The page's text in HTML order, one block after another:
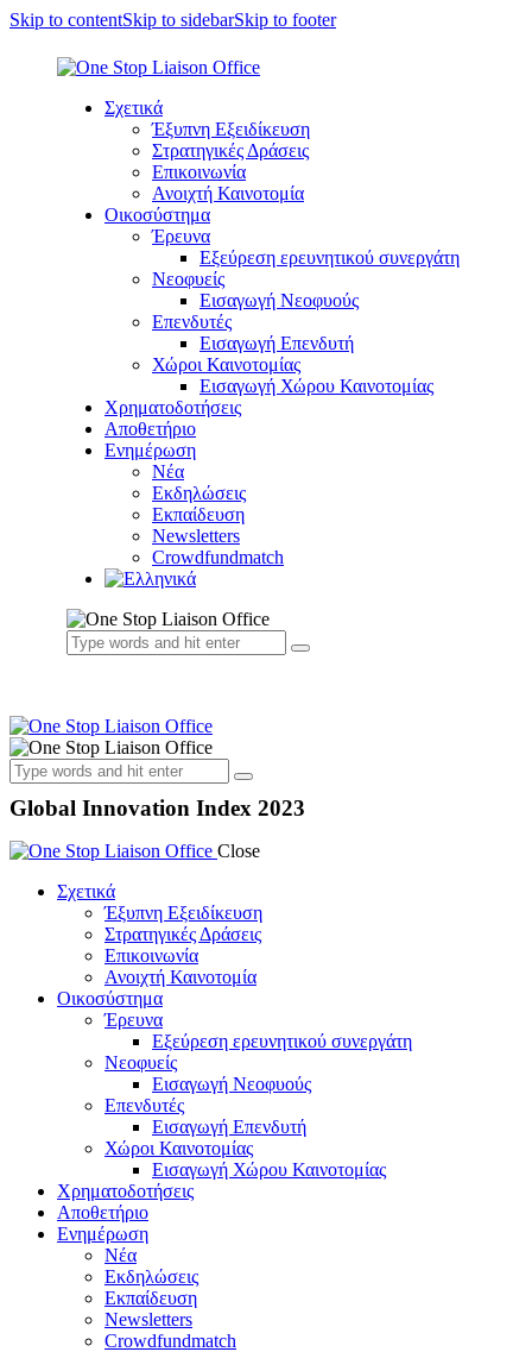
Skip to contentSkip to sidebarSkip to footer
Σχετικά
Έξυπνη Εξειδίκευση
Στρατηγικές Δράσεις
Επικοινωνία
Ανοιχτή Καινοτομία
Οικοσύστημα
Έρευνα
Εξεύρεση ερευνητικού συνεργάτη
Νεοφυείς
Εισαγωγή Νεοφυούς
Επενδυτές
Εισαγωγή Επενδυτή
Χώροι Καινοτομίας
Εισαγωγή Χώρου Καινοτομίας
Χρηματοδοτήσεις
Αποθετήριο
Ενημέρωση
Νέα
Εκδηλώσεις
Εκπαίδευση
Newsletters
Crowdfundmatch
Global Innovation Index 2023
Close
Σχετικά
Έξυπνη Εξειδίκευση
Στρατηγικές Δράσεις
Επικοινωνία
Ανοιχτή Καινοτομία
Οικοσύστημα
Έρευνα
Εξεύρεση ερευνητικού συνεργάτη
Νεοφυείς
Εισαγωγή Νεοφυούς
Επενδυτές
Εισαγωγή Επενδυτή
Χώροι Καινοτομίας
Εισαγωγή Χώρου Καινοτομίας
Χρηματοδοτήσεις
Αποθετήριο
Ενημέρωση
Νέα
Εκδηλώσεις
Εκπαίδευση
Newsletters
Crowdfundmatch